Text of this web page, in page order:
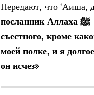
Передают, что ‘Аиша,
съестного, кроме
моей полке, и я
он исчез»